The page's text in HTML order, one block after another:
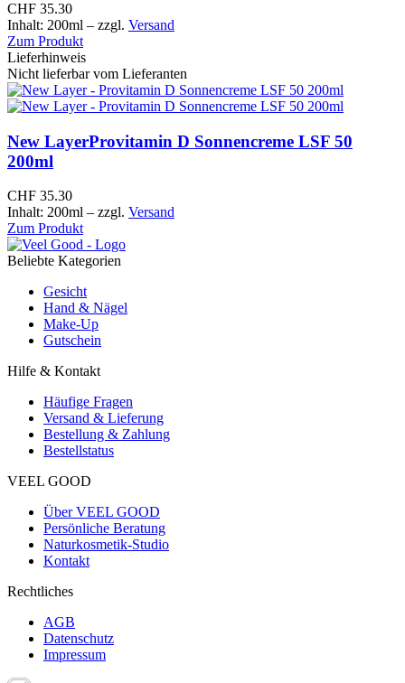
CHF 35.30
Inhalt: 200ml – zzgl. Versand
Zum Produkt
Lieferhinweis
Nicht lieferbar vom Lieferanten
New LayerProvitamin D Sonnencreme LSF 50
200ml
CHF 35.30
Inhalt: 200ml – zzgl. Versand
Zum Produkt
Beliebte Kategorien
Gesicht
Hand & Nägel
Make-Up
Gutschein
Hilfe & Kontakt
Häufige Fragen
Versand & Lieferung
Bestellung & Zahlung
Bestellstatus
VEEL GOOD
Über VEEL GOOD
Persönliche Beratung
Naturkosmetik-Studio
Kontakt
Rechtliches
AGB
Datenschutz
Impressum